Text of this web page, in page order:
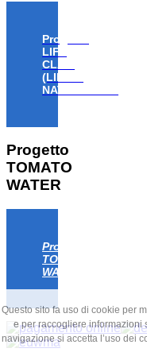
Progetto
LIFE
CLAW
(LIFE18
NAT/IT/000806)
Progetto
TOMATO
WATER
Progetto
TOMATO
WATER
Questo sito fa uso di cookie per
e per raccogliere informazioni
navigazione si accetta l’uso dei